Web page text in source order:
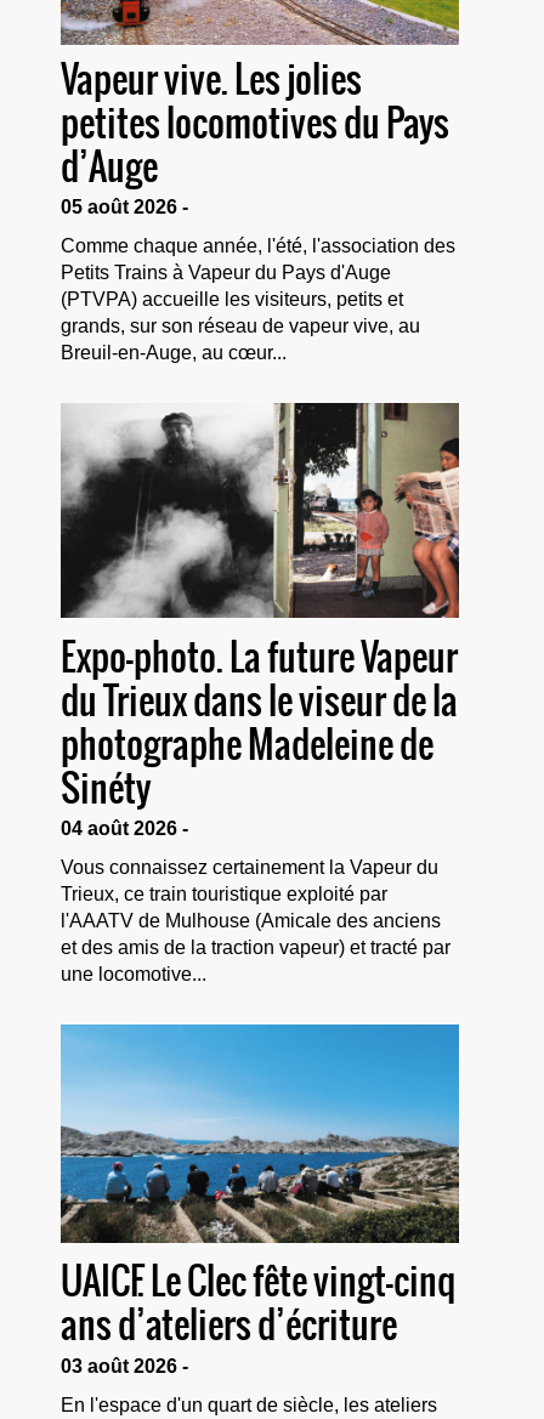
Vapeur vive. Les jolies
petites locomotives du Pays
d’Auge
05 août 2026 -
Comme chaque année, l'été, l'association des
Petits Trains à Vapeur du Pays d'Auge
(PTVPA) accueille les visiteurs, petits et
grands, sur son réseau de vapeur vive, au
Breuil-en-Auge, au cœur...
Expo-photo. La future Vapeur
du Trieux dans le viseur de la
photographe Madeleine de
Sinéty
04 août 2026 -
Vous connaissez certainement la Vapeur du
Trieux, ce train touristique exploité par
l'AAATV de Mulhouse (Amicale des anciens
et des amis de la traction vapeur) et tracté par
une locomotive...
UAICF. Le Clec fête vingt-cinq
ans d’ateliers d’écriture
03 août 2026 -
En l'espace d'un quart de siècle, les ateliers